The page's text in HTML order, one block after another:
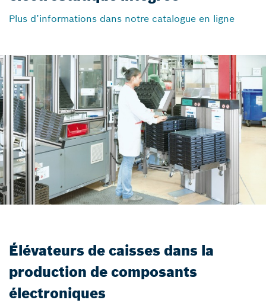
Plus d’informations dans notre catalogue en ligne
Élévateurs de caisses dans la
production de composants
électroniques